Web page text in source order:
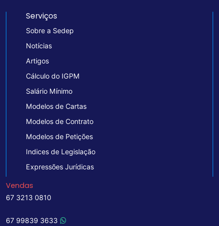
Serviços
Sobre a Sedep
Notícias
Artigos
Cálculo do IGPM
Salário Mínimo
Modelos de Cartas
Modelos de Contrato
Modelos de Petições
Indices de Legislação
Expressões Jurídicas
Vendas
67 3213 0810
67 99839 3633